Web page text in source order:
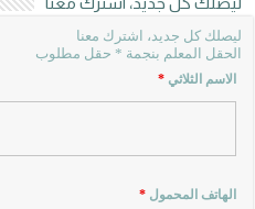
ليصلك كل جديد، اشترك معنا
الحقل المعلم بنجمة * حقل مطلوب
الاسم الثلاثي*
الهاتف المحمول*